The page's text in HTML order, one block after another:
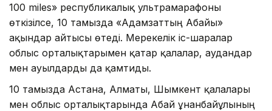
100 miles» республикалық ультрамарафоны
өткізілсе, 10 тамызда «Адамзаттың Абайы»
ақындар айтысы өтеді. Мерекелік іс-шаралар
облыс орталықтарымен қатар қалалар, аудандар
мен ауылдарды да қамтиды.
10 тамызда Астана, Алматы, Шымкент қалалары
мен облыс орталықтарында Абай Құнанбайұлының